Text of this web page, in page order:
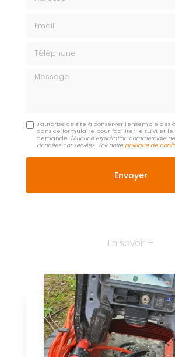
Message
J'autorise ce site à conserver l'ensemble des
dans ce formulaire pour faciliter le suivi et
demande. (Aucune exploitation commerciale
données conservées. Voir notrepolitique de
En savoir +